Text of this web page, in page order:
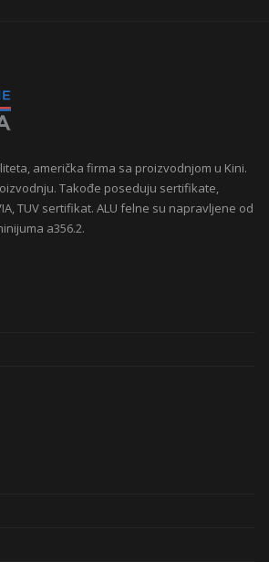
američka firma sa proizvodnjom u Kini.
Takođe poseduju sertifikate,
TUV sertifikat. ALU felne su napravljene od
a356.2.